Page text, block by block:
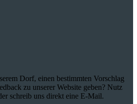
Dorf, einen bestimmten Vorschlag
zu unserer Website geben? Nutz
schreib uns direkt eine E-Mail.